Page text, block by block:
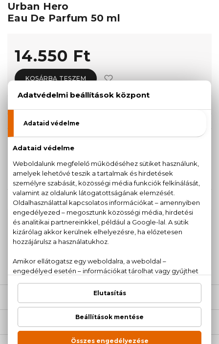
Urban Hero
Eau De Parfum 50 ml
14.550 Ft
KOSÁRBA TESZEM
KAPCSOLÓDÓ TERMÉKEK
100% eredeti termékek,14 napos visszaküldési
garanciával
Kérdésed van, elakadtál? Hívd ügyfélszolgálatunkat: